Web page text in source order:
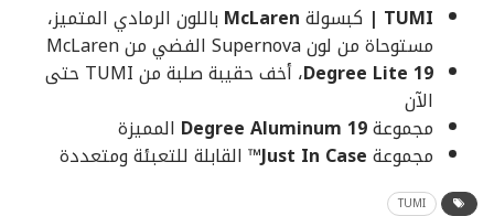
TUMI |
كبسولة
باللون الرمادي المتميز،
مستوحاة من لون Supernova الفضي من McLaren
19 Degree Lite
، أخف حقيبة صلبة من TUMI حتى
الآن
مجموعة19 Degree Aluminum
المميزة
مجموعةJust In Case™ القابلة للتعبئة ومتعددة
TUMI